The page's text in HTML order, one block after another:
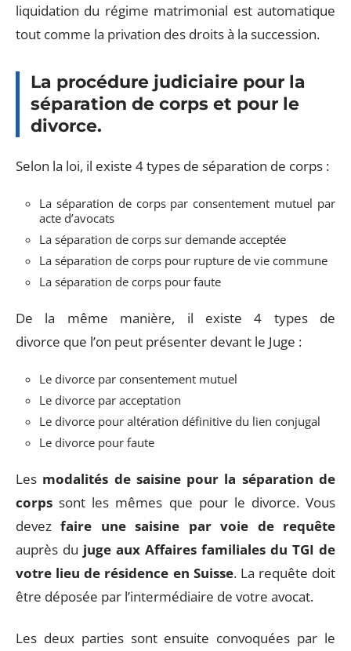
liquidation du régime matrimonial est automatique
tout comme la privation des droits à la succession.
La procédure judiciaire pour la
séparation de corps et pour le
divorce.
Selon la loi, il existe 4 types de séparation de corps :
La séparation de corps par consentement mutuel par
acte d’avocats
La séparation de corps sur demande acceptée
La séparation de corps pour rupture de vie commune
La séparation de corps pour faute
De la même manière, il existe 4 types de
divorce que l’on peut présenter devant le Juge :
Le divorce par consentement mutuel
Le divorce par acceptation
Le divorce pour altération définitive du lien conjugal
Le divorce pour faute
Les modalités de saisine pour la séparation de
corps sont les mêmes que pour le divorce. Vous
devezfaire une saisine par voie de requête
auprès du juge aux Affaires familiales du TGI de
votre lieu de résidence en Suisse. La requête doit
être déposée par l’intermédiaire de votre avocat.
Les deux parties sont ensuite convoquées par le